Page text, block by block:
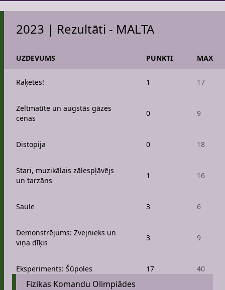
2023 | Rezultāti - MALTA
UZDEVUMS PUNKTI MAX
Raķetes! 1 17
Zeltmatīte un augstās gāzes
cenas
0 9
Distopija 0 18
Stari, muzikālais zālespļāvējs
un tarzāns
1 16
Saule 3 6
Demonstrējums: Zvejnieks un
viņa dīķis
3 9
Eksperiments: Šūpoles 17 40
Fizikas Komandu Olimpiādes